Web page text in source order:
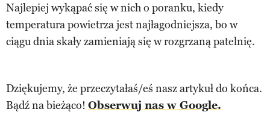
Najlepiej wykąpać się w nich o poranku, kiedy
temperatura powietrza jest najłagodniejsza, bo w
ciągu dnia skały zamieniają się w rozgrzaną patelnię.
Dziękujemy, że przeczytałaś/eś nasz artykuł do końca.
Bądź na bieżąco! Obserwuj nas w Google.